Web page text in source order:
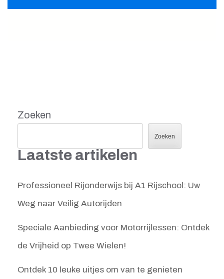
Zoeken
Zoeken
Laatste artikelen
Professioneel Rijonderwijs bij A1 Rijschool: Uw
Weg naar Veilig Autorijden
Speciale Aanbieding voor Motorrijlessen: Ontdek
de Vrijheid op Twee Wielen!
Ontdek 10 leuke uitjes om van te genieten